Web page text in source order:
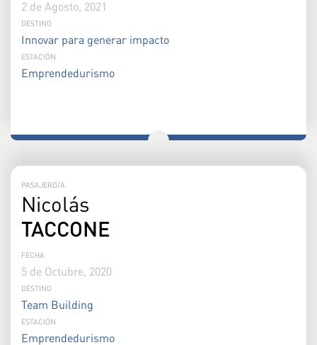
2 de Agosto, 2021
DESTINO
Innovar para generar impacto
ESTACIÓN
Emprendedurismo
PASAJERO/A
Nicolás
TACCONE
FECHA
5 de Octubre, 2020
DESTINO
Team Building
ESTACIÓN
Emprendedurismo